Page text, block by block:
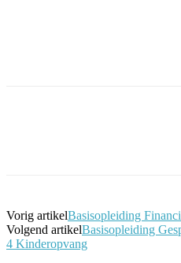
Vorig artikelBasisopleiding
Volgend artikelBasisopleiding
4 Kinderopvang